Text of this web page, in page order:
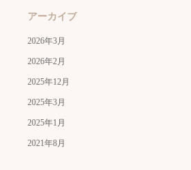
アーカイブ
2026年3月
2026年2月
2025年12月
2025年3月
2025年1月
2021年8月